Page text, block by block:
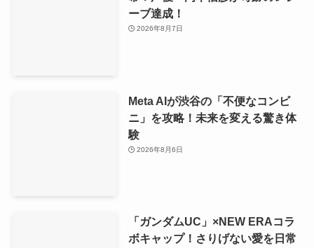
ーブ達成！
2026年8月7日
Meta AIが渋谷の「不便なコンビ
ニ」を攻略！未来を変える驚き体
験
2026年8月6日
「ガンダムUC」×NEW ERAコラ
ボキャップ！さりげない愛を日常